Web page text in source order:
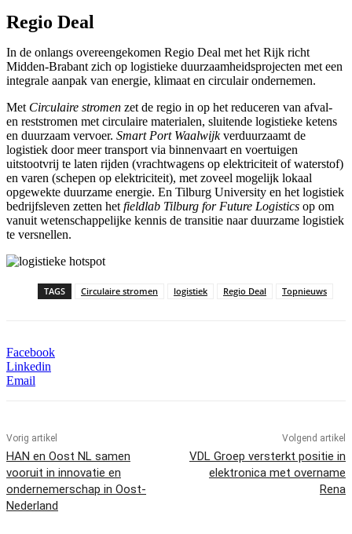
Regio Deal
In de onlangs overeengekomen Regio Deal met het Rijk richt
Midden-Brabant zich op logistieke duurzaamheidsprojecten met een
integrale aanpak van energie, klimaat en circulair ondernemen.
Met Circulaire stromen zet de regio in op het reduceren van afval-
en reststromen met circulaire materialen, sluitende logistieke ketens
en duurzaam vervoer. Smart Port Waalwijkverduurzaamt de
logistiek door meer transport via binnenvaart en voertuigen
uitstootvrij te laten rijden (vrachtwagens op elektriciteit of waterstof)
en varen (schepen op elektriciteit), met zoveel mogelijk lokaal
opgewekte duurzame energie. En Tilburg University en het logistiek
bedrijfsleven zetten het fieldlab Tilburg for Future Logistics op om
vanuit wetenschappelijke kennis de transitie naar duurzame logistiek
te versnellen.
TAGS Circulaire stromen logistiek Regio Deal Topnieuws
Facebook
Linkedin
Email
Vorig artikel
HAN en Oost NL samen
vooruit in innovatie en
ondernemerschap in Oost-
Nederland
Volgend artikel
VDL Groep versterkt positie in
elektronica met overname
Rena